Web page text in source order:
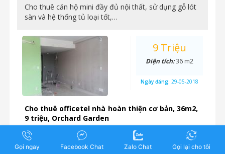
Cho thuê căn hộ mini đầy đủ nội thất, sử dụng gỗ lót
sàn và hệ thống tủ loại tốt,…
Cho thuê officetel nhà hoàn thiện cơ bản, 36m2,
9 triệu, Orchard Garden
Cho thuê văn phòng nội thất cơ bản: hệ thống chiếu
sáng, máy lạnh, rèm, thiết bị vệ sinh Địa…
9 Triệu
Diện tích:36 m2
Ngày đăng: 29-05-2018
Gọi ngay Facebook Chat Zalo Chat Gọi lại cho tôi